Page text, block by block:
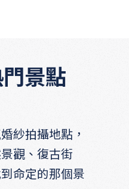
景點
紗拍攝地點，
觀、復古街
命定的那個景